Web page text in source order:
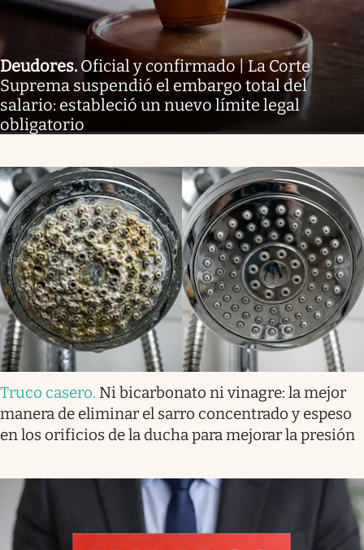
Deudores. Oficial y confirmado | La Corte
Suprema suspendió el embargo total del
salario: estableció un nuevo límite legal
obligatorio
Truco casero. Ni bicarbonato ni vinagre: la mejor
manera de eliminar el sarro concentrado y espeso
en los orificios de la ducha para mejorar la presión